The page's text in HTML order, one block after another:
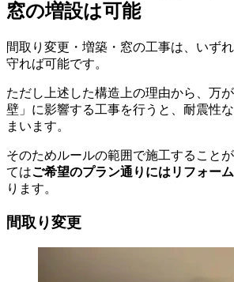
窓の増設は可能
間取り変更・増築・窓の工事は、いず
守れば可能です。
ただし上述した構造上の理由から、万
壁」に影響する工事を行うと、耐震性
まいます。
そのためルールの範囲で施工すること
てはご希望のプラン通りにはリフォー
ります。
間取り変更